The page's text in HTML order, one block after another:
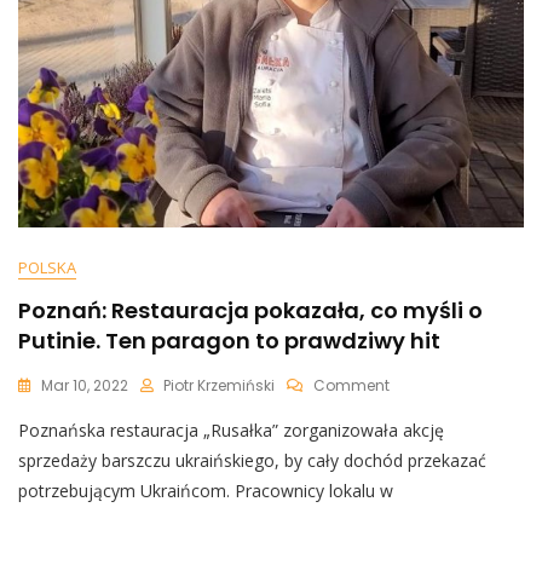
POLSKA
Poznań: Restauracja pokazała, co myśli o
Putinie. Ten paragon to prawdziwy hit
Mar 10, 2022 Piotr Krzemiński CommentOn
Restauracja
Pokazała,
Co
Myśli
Poznańska restauracja „Rusałka” zorganizowała akcję
sprzedaży barszczu ukraińskiego, by cały dochód przekazać
potrzebującym Ukraińcom. Pracownicy lokalu w